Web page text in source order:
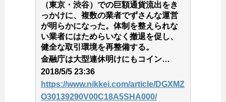
（東京・渋谷）での巨額通貨流出をき
っかけに、複数の業者でずさんな運営
が明らかになった。体制を整えられな
い業者にはためらいなく撤退を促し、
健全な取引環境を再整備する。
金融庁は大型連休明けにもコイン…
2018/5/5 23:36
https://www.nikkei.com/article/DGXMZ
O30139290V00C18A5SHA000/